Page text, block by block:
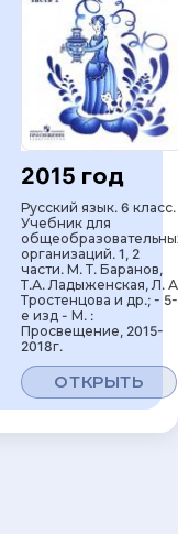
2015 год
Русский язык. 6 класс.
Учебник для
организаций. 1, 2
части. М. Т. Баранов,
Т.А. Ладыженская, Л.
Тростенцова и др.; - 5-
е изд - М. :
Просвещение, 2015-
2018г.
ОТКРЫТЬ